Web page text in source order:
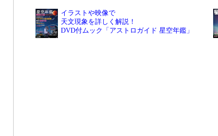
イラストや映像で
天文現象を詳しく解説！
DVD付ムック「アストロガイド 星空年鑑」